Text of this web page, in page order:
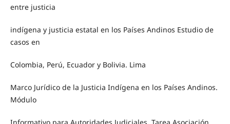
entre justicia
indígena y justicia estatal en los Países Andinos Estudio de
casos en
Colombia, Perú, Ecuador y Bolivia. Lima
Marco Jurídico de la Justicia Indígena en los Países Andinos.
Módulo